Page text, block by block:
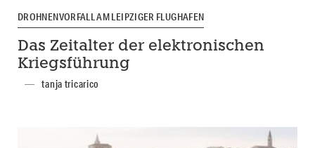
DROHNENVORFALL AM LEIPZIGER FLUGHAFEN
Das Zeitalter der elektronischen
Kriegsführung
tanja tricarico